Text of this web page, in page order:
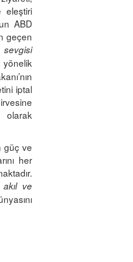
eleştiri
ABD
geçen
sevgisi
iptal
olarak
güç ve
her
ve